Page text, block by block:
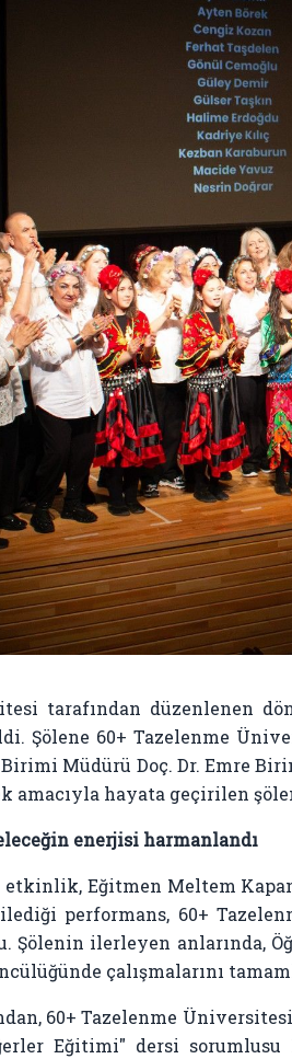
tarafından düzenlenen
Şölene 60+ Tazelenme
Müdürü Doç. Dr. Emre
amacıyla hayata geçirilen
enerjisi harmanlandı
etkinlik, Eğitmen Meltem
performans, 60+
Şölenin ilerleyen anlarında,
çalışmalarını
60+ Tazelenme
Eğitimi" dersi sorumlusu